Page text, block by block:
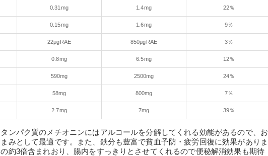
0.31mg 1.4mg 22％
0.15mg 1.6mg 9％
22μgRAE 850μgRAE 3％
0.8mg 6.5mg 12％
590mg 2500mg 24％
58mg 800mg 7％
2.7mg 7mg 39％
ンパク質のメチオニンにはアルコールを分解してくれる効能があるので、お
みとして最適です。また、鉄分も豊富で貧血予防・疲労回復に効果がありま
約3倍含まれおり、腸内をすっきりとさせてくれるので便秘解消効果も期待